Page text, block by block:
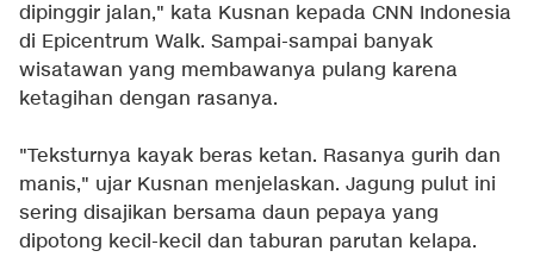
dipinggir jalan," kata Kusnan kepada CNN Indonesia
di Epicentrum Walk. Sampai-sampai banyak
wisatawan yang membawanya pulang karena
ketagihan dengan rasanya.
"Teksturnya kayak beras ketan. Rasanya gurih dan
manis," ujar Kusnan menjelaskan. Jagung pulut ini
sering disajikan bersama daun pepaya yang
dipotong kecil-kecil dan taburan parutan kelapa.